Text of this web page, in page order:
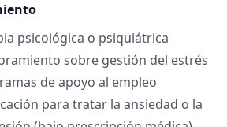
psicológica o psiquiátrica
sobre gestión del estrés
de apoyo al empleo
para tratar la ansiedad o la